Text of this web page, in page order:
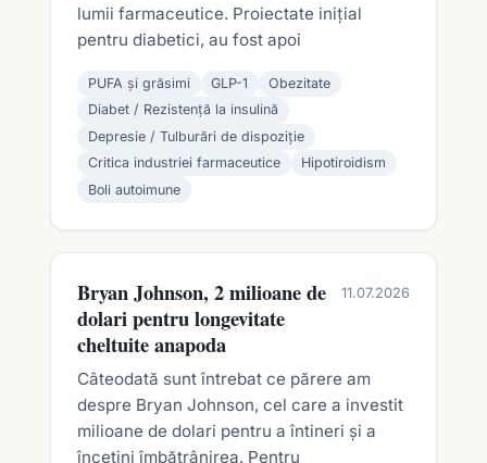
lumii farmaceutice. Proiectate inițial
pentru diabetici, au fost apoi
PUFA și grăsimi GLP-1
Obezitate
Diabet / Rezistență la insulină
Depresie / Tulburări de dispoziție
Critica industriei farmaceutice
Hipotiroidism
Boli autoimune
Bryan Johnson, 2 milioane de
dolari pentru longevitate
cheltuite anapoda
11.07.2026
Câteodată sunt întrebat ce părere am
despre Bryan Johnson, cel care a investit
milioane de dolari pentru a întineri și a
încetini îmbătrânirea. Pentru